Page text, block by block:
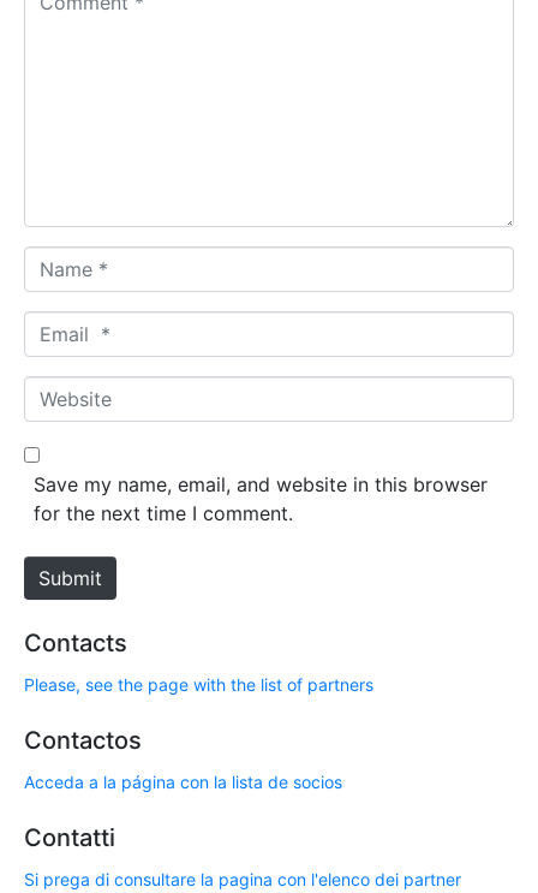
a
m
*
m
a
*
W
e
b
e
Save my name, email, and website in this browser
for the next time I comment.
Submit
Contacts
Please, see the page with the list of partners
Contactos
Acceda a la página con la lista de socios
Contatti
Si prega di consultare la pagina con l'elenco dei partner